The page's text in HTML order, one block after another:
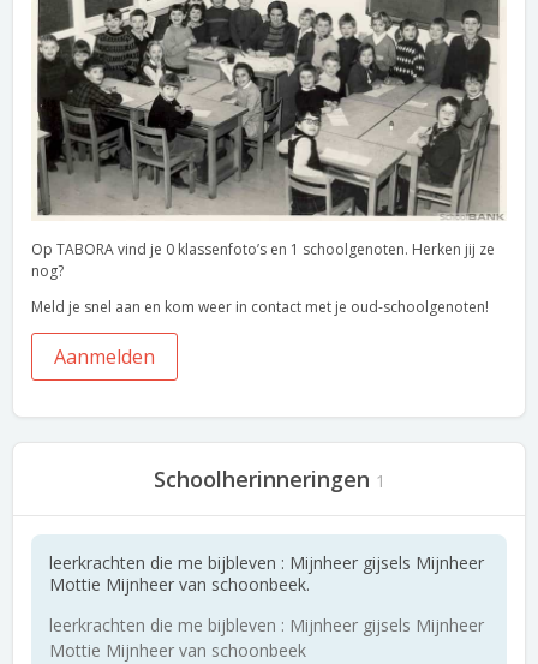
Op TABORA vind je 0 klassenfoto’s en 1 schoolgenoten. Herken jij ze
nog?
Meld je snel aan en kom weer in contact met je oud-schoolgenoten!
Aanmelden
Schoolherinneringen 1
leerkrachten die me bijbleven : Mijnheer gijsels Mijnheer
Mottie Mijnheer van schoonbeek.
leerkrachten die me bijbleven : Mijnheer gijsels Mijnheer
Mottie Mijnheer van schoonbeek